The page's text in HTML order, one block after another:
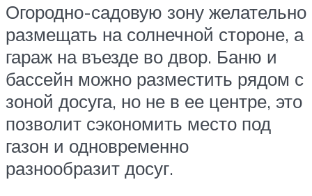
Огородно-садовую зону желательно
размещать на солнечной стороне, а
гараж на въезде во двор. Баню и
бассейн можно разместить рядом с
зоной досуга, но не в ее центре, это
позволит сэкономить место под
газон и одновременно
разнообразит досуг.